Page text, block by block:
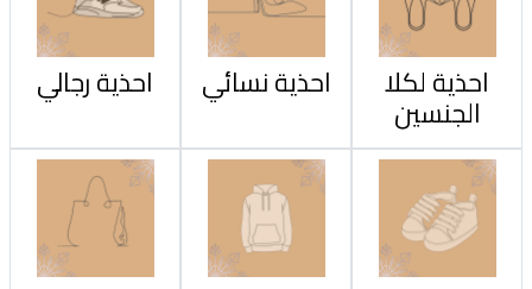
احذية لكلا
الجنسين
احذية نسائي احذية رجالي